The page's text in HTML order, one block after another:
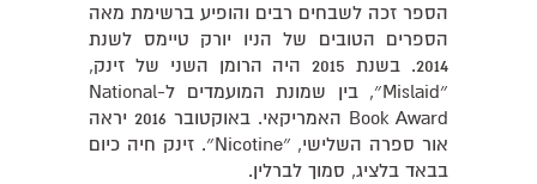
הספר זכה לשבחים רבים והופיע ברשימת מאה
הספרים הטובים של הניו יורק טיימס לשנת
2014. בשנת 2015 היה הרומן השני של זינק,
״Mislaid״, בין שמונת המועמדים ל-National
Book Award האמריקאי. באוקטובר 2016 יראה
אור ספרה השלישי, ״Nicotine״. זינק חיה כיום
בבאד בלציג, סמוך לברלין.